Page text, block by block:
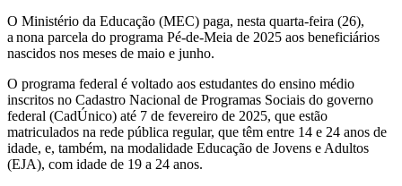
O Ministério da Educação (MEC) paga, nesta quarta-feira (26),
a nona parcela do programa Pé-de-Meia de 2025 aos beneficiários
nascidos nos meses de maio e junho.
O programa federal é voltado aos estudantes do ensino médio
inscritos no Cadastro Nacional de Programas Sociais do governo
federal (CadÚnico) até 7 de fevereiro de 2025, que estão
matriculados na rede pública regular, que têm entre 14 e 24 anos de
idade, e, também, na modalidade Educação de Jovens e Adultos
(EJA), com idade de 19 a 24 anos.